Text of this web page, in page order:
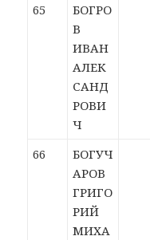
65
БОГРО
В
ИВАН
АЛЕК
САНД
РОВИ
Ч
66
БОГУЧ
АРОВ
ГРИГО
РИЙ
МИХА